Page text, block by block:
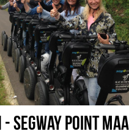
- SEGWAY POINT